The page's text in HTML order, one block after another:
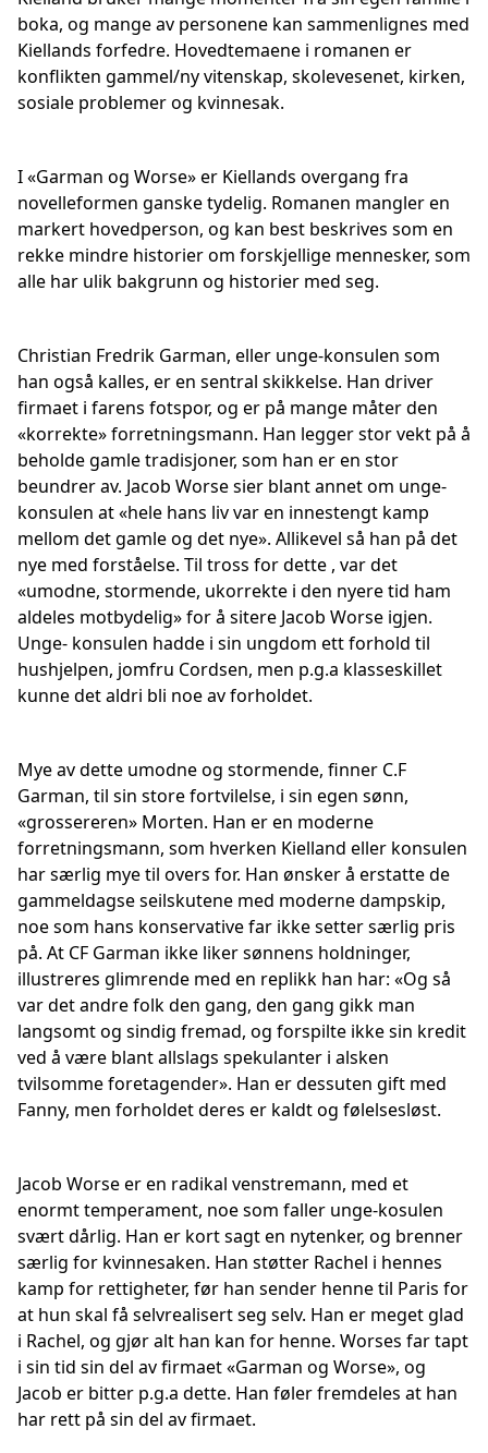
boka, og mange av personene kan sammenlignes med
Kiellands forfedre. Hovedtemaene i romanen er
konflikten gammel/ny vitenskap, skolevesenet, kirken,
sosiale problemer og kvinnesak.
I «Garman og Worse» er Kiellands overgang fra
novelleformen ganske tydelig. Romanen mangler en
markert hovedperson, og kan best beskrives som en
rekke mindre historier om forskjellige mennesker, som
alle har ulik bakgrunn og historier med seg.
Christian Fredrik Garman, eller unge-konsulen som
han også kalles, er en sentral skikkelse. Han driver
firmaet i farens fotspor, og er på mange måter den
«korrekte» forretningsmann. Han legger stor vekt på å
beholde gamle tradisjoner, som han er en stor
beundrer av. Jacob Worse sier blant annet om unge-
konsulen at «hele hans liv var en innestengt kamp
mellom det gamle og det nye». Allikevel så han på det
nye med forståelse. Til tross for dette , var det
«umodne, stormende, ukorrekte i den nyere tid ham
aldeles motbydelig» for å sitere Jacob Worse igjen.
Unge- konsulen hadde i sin ungdom ett forhold til
hushjelpen, jomfru Cordsen, men p.g.a klasseskillet
kunne det aldri bli noe av forholdet.
Mye av dette umodne og stormende, finner C.F
Garman, til sin store fortvilelse, i sin egen sønn,
«grossereren» Morten. Han er en moderne
forretningsmann, som hverken Kielland eller konsulen
har særlig mye til overs for. Han ønsker å erstatte de
gammeldagse seilskutene med moderne dampskip,
noe som hans konservative far ikke setter særlig pris
på. At CF Garman ikke liker sønnens holdninger,
illustreres glimrende med en replikk han har: «Og så
var det andre folk den gang, den gang gikk man
langsomt og sindig fremad, og forspilte ikke sin kredit
ved å være blant allslags spekulanter i alsken
tvilsomme foretagender». Han er dessuten gift med
Fanny, men forholdet deres er kaldt og følelsesløst.
Jacob Worse er en radikal venstremann, med et
enormt temperament, noe som faller unge-kosulen
svært dårlig. Han er kort sagt en nytenker, og brenner
særlig for kvinnesaken. Han støtter Rachel i hennes
kamp for rettigheter, før han sender henne til Paris for
at hun skal få selvrealisert seg selv. Han er meget glad
i Rachel, og gjør alt han kan for henne. Worses far tapt
i sin tid sin del av firmaet «Garman og Worse», og
Jacob er bitter p.g.a dette. Han føler fremdeles at han
har rett på sin del av firmaet.